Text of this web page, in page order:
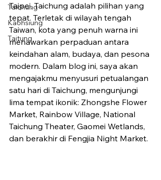
Taichung
Kaohsiung
Taitung
Taipei, Taichung adalah pilihan yang
tepat. Terletak di wilayah tengah
Taiwan, kota yang penuh warna ini
menawarkan perpaduan antara
keindahan alam, budaya, dan pesona
modern. Dalam blog ini, saya akan
mengajakmu menyusuri petualangan
satu hari di Taichung, mengunjungi
lima tempat ikonik: Zhongshe Flower
Market, Rainbow Village, National
Taichung Theater, Gaomei Wetlands,
dan berakhir di Fengjia Night Market.